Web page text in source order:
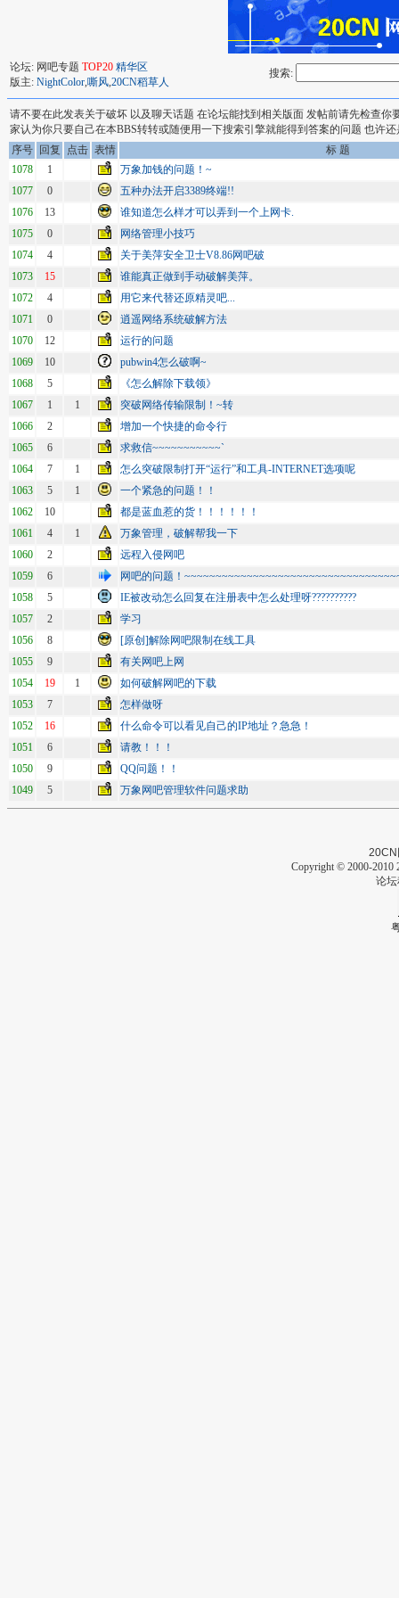
论坛: 网吧专题 TOP20 精华区
版主: NightColor,嘶风,20CN稻草人
搜索:
请不要在此发表关于破坏 以及聊天话题 在论坛能找到相关版面 发帖前请先检查
家认为你只要自己在本BBS转转或随便用一下搜索引擎就能得到答案的问题 也许
序号
回复 点击 表情
标 题
1078
1
万象加钱的问题！~
1077
0
五种办法开启3389终端!!
1076
13
谁知道怎么样才可以弄到一个上网卡.
1075
0
网络管理小技巧
1074
4
关于美萍安全卫士V8.86网吧破
1073
15
谁能真正做到手动破解美萍。
1072
4
用它来代替还原精灵吧...
1071
0
逍遥网络系统破解方法
1070
12
运行的问题
1069
10
pubwin4怎么破啊~
1068
5
《怎么解除下载领》
1067
1 1
突破网络传输限制！~转
1066
2
增加一个快捷的命令行
1065
6
求救信~~~~~~~~~~~`
1064
7 1
怎么突破限制打开“运行”和工具-INTERNET选项呢
1063
5 1
一个紧急的问题！！
1062
10
都是蓝血惹的货！！！！！！
1061
4 1
万象管理，破解帮我一下
1060
2
远程入侵网吧
1059
6
网吧的问题！
1058
5
IE被改动怎么回复在注册表中怎么处理呀??????????
1057
2
学习
1056
8
[原创]解除网吧限制在线工具
1055
9
有关网吧上网
1054
19 1
如何破解网吧的下载
1053
7
怎样做呀
1052
16
什么命令可以看见自己的IP地址？急急！
1051
6
请教！！！
1050
9
QQ问题！！
1049
5 万象网吧管理软件问题求助
20CN
Copyright © 2000-2010
论